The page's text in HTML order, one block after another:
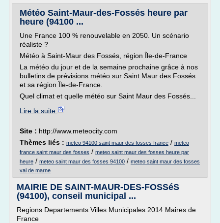
Météo Saint-Maur-des-Fossés heure par
heure (94100 ...
Une France 100 % renouvelable en 2050. Un scénario
réaliste ?
Météo à Saint-Maur des Fossés, région Île-de-France
La météo du jour et de la semaine prochaine grâce à nos
bulletins de prévisions météo sur Saint Maur des Fossés
et sa région Île-de-France.
Quel climat et quelle météo sur Saint Maur des Fossés...
Lire la suite
Site : http://www.meteocity.com
Thèmes liés : meteo 94100 saint maur des fosses france / meteo
france saint maur des fosses / meteo saint maur des fosses heure par
heure / meteo saint maur des fosses 94100 / meteo saint maur des fosses
val de marne
MAIRIE DE SAINT-MAUR-DES-FOSSéS
(94100), conseil municipal ...
Regions Departements Villes Municipales 2014 Maires de
France